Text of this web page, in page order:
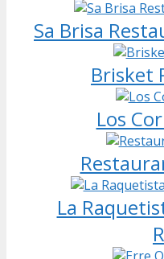
Sa Brisa
Brisket
Los
La